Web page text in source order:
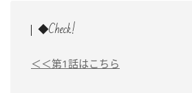
◆Check!
＜＜第1話はこちら